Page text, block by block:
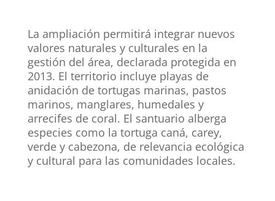
La ampliación permitirá integrar nuevos
valores naturales y culturales en la
gestión del área, declarada protegida en
2013. El territorio incluye playas de
anidación de tortugas marinas, pastos
marinos, manglares, humedales y
arrecifes de coral. El santuario alberga
especies como la tortuga caná, carey,
verde y cabezona, de relevancia ecológica
y cultural para las comunidades locales.